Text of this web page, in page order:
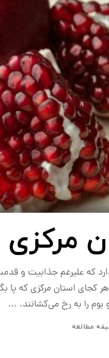
مرکزی
که علیرغم جذابیت و
کجای استان مرکزی که پا
بوم را به رخ می‌کشانند. ...